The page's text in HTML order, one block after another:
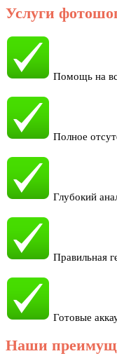
Услуги
Помощь на
Полное
Глубокий
Правильная
Готовые
Наши